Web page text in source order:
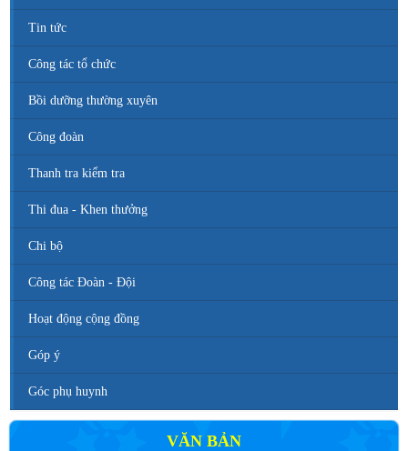
Tin tức
Công tác tổ chức
Bồi dưỡng thường xuyên
Công đoàn
Thanh tra kiểm tra
Thi đua - Khen thưởng
Chi bộ
Công tác Đoàn - Đội
Hoạt động cộng đồng
Góp ý
Góc phụ huynh
VĂN BẢN